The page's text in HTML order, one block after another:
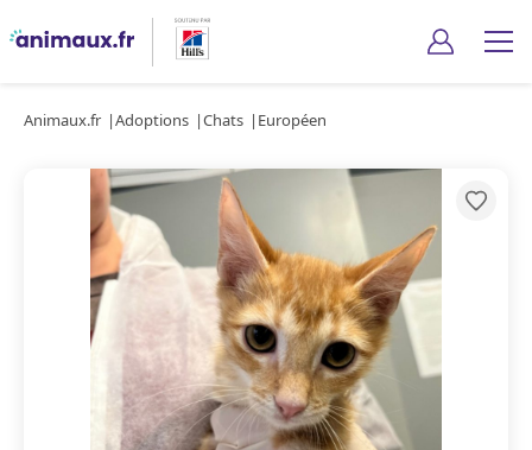
Animaux.fr Adoptions Chats Européen